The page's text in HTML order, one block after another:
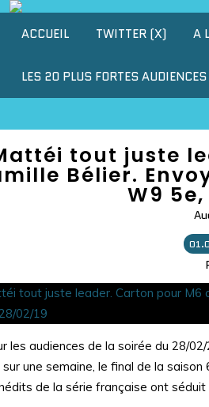
ACCUEIL TWITTER (X) A
LES 20 PLUS FORTES
tout juste
Bélier.
W9
les audiences de la soirée du 28/
une semaine, le final de la
de la série française ont séduit